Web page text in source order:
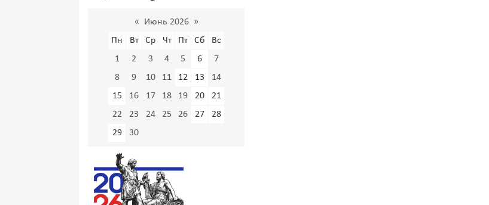
« Июнь 2026 »
Пн
Вт Ср Чт Пт Сб
Вс
1
2 3 4 5 6
7
8
9 10 11 12 13
14
15
16 17 18 19 20
21
22
23 24 25 26 27
28
29
30